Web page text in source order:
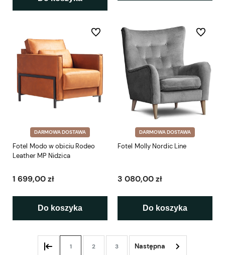
DARMOWA DOSTAWA
Fotel Modo w obiciu Rodeo
Leather MP Nidzica
1 699,00 zł
Do koszyka
Do ulubionych
DARMOWA DOSTAWA
Fotel Molly Nordic Line
3 080,00 zł
Do koszyka
Do
1 2 3